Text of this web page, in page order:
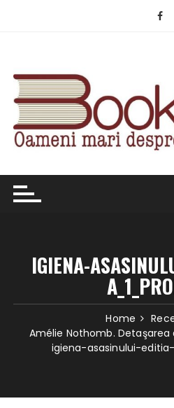
IGIENA-
Home
Amélie Nothomb.
igiena-asasinului-